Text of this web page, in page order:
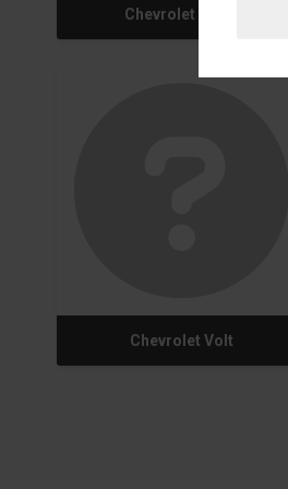
Chevrolet Optra
Chevrolet Volt